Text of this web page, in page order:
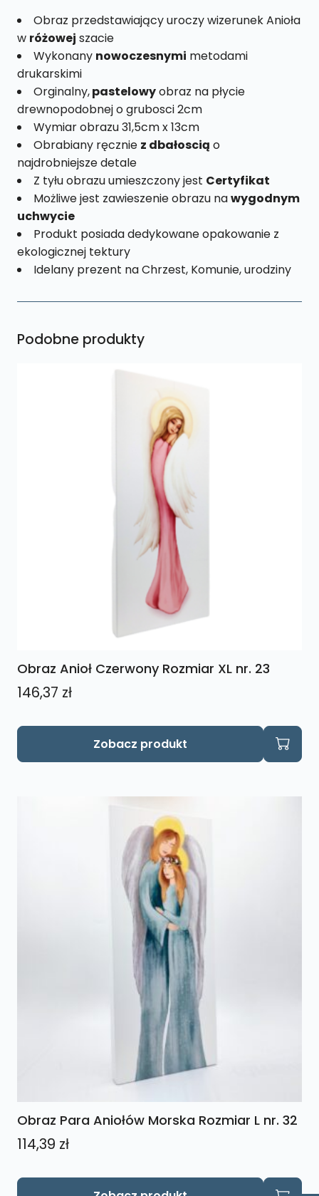
Obraz przedstawiający uroczy wizerunek Anioła
w różowej szacie
Wykonany nowoczesnymi metodami
drukarskimi
Orginalny,pastelowyobraz na płycie
drewnopodobnej o grubosci 2cm
Wymiar obrazu 31,5cm x 13cm
Obrabiany ręcznie z dbałoscią o
najdrobniejsze detale
Z tyłu obrazu umieszczony jest Certyfikat
Możliwe jest zawieszenie obrazu nawygodnym
uchwycie
Produkt posiada dedykowane opakowanie z
ekologicznej tektury
Idelany prezent na Chrzest, Komunie, urodziny
Podobne produkty
Obraz Anioł Czerwony Rozmiar XL nr. 23
146,37 zł
Zobacz produkt
Obraz Para Aniołów Morska Rozmiar L nr. 32
114,39 zł